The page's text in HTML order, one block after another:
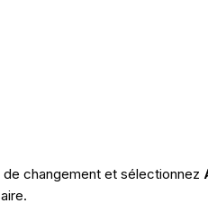
de changement et sélectionnez